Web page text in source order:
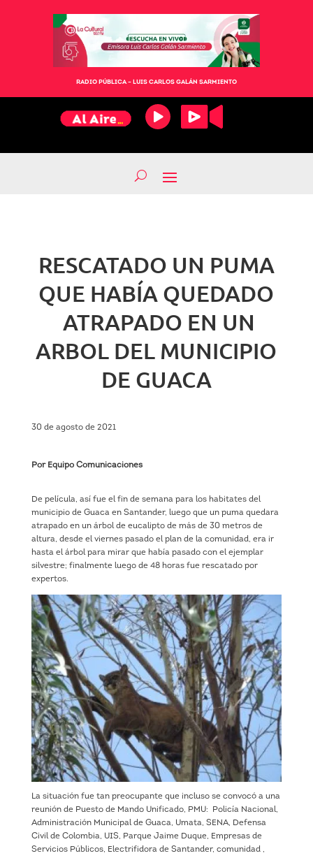
RADIO PÚBLICA – LUIS CARLOS GALÁN SARMIENTO
RESCATADO UN PUMA
QUE HABÍA QUEDADO
ATRAPADO EN UN
ARBOL DEL MUNICIPIO
DE GUACA
30 de agosto de 2021
Por Equipo Comunicaciones
De película, así fue el fin de semana para los habitates del
municipio de Guaca en Santander, luego que un puma quedara
atrapado en un árbol de eucalipto de más de 30 metros de
altura, desde el viernes pasado el plan de la comunidad, era ir
hasta el árbol para mirar que había pasado con el ejemplar
silvestre; finalmente luego de 48 horas fue rescatado por
expertos.
La situación fue tan preocupante que incluso se convocó a una
reunión de Puesto de Mando Unificado, PMU: Policía Nacional,
Administración Municipal de Guaca, Umata, SENA, Defensa
Civil de Colombia, UIS, Parque Jaime Duque, Empresas de
Servicios Públicos, Electrifidora de Santander, comunidad ,